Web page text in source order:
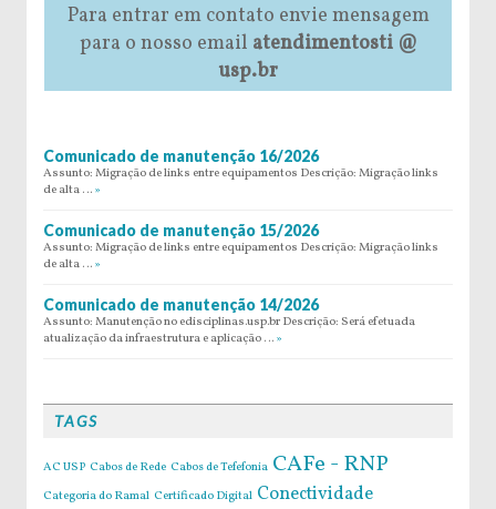
Para entrar em contato envie mensagem
para o nosso email atendimentosti @
usp.br
Comunicado de manutenção 16/2026
Assunto: Migração de links entre equipamentos Descrição: Migração links
de alta … »
Comunicado de manutenção 15/2026
Assunto: Migração de links entre equipamentos Descrição: Migração links
de alta … »
Comunicado de manutenção 14/2026
Assunto: Manutenção no edisciplinas.usp.br Descrição: Será efetuada
atualização da infraestrutura e aplicação … »
TAGS
AC USP Cabos de Rede Cabos de Tefefonia CAFe - RNP
Categoria do Ramal Certificado Digital Conectividade